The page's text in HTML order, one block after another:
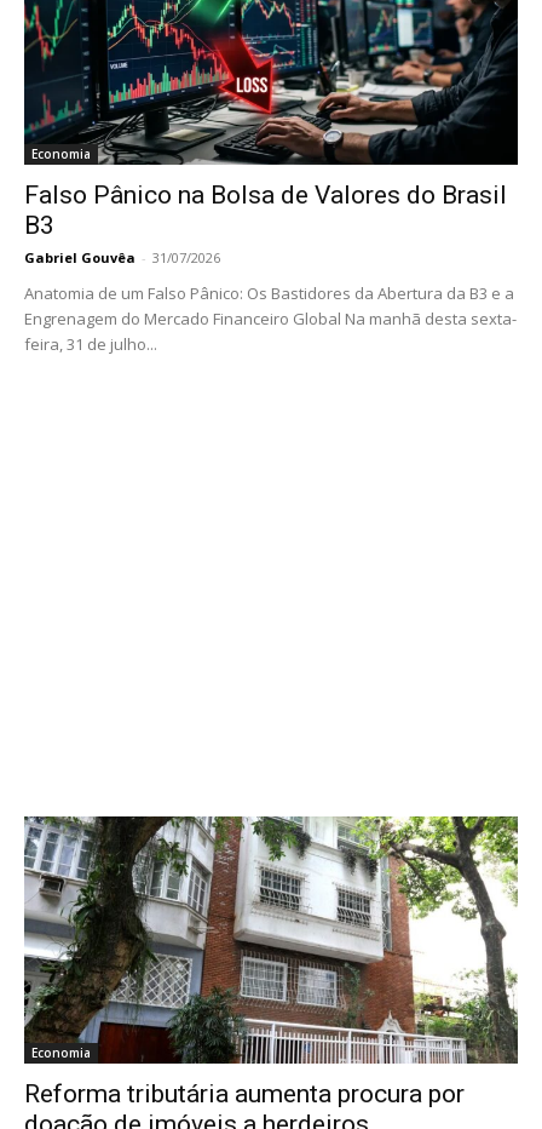
Economia
Falso Pânico na Bolsa de Valores do Brasil
B3
Gabriel Gouvêa - 31/07/2026
Anatomia de um Falso Pânico: Os Bastidores da Abertura da B3 e a
Engrenagem do Mercado Financeiro Global Na manhã desta sexta-
feira, 31 de julho...
Economia
Reforma tributária aumenta procura por